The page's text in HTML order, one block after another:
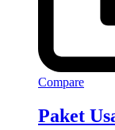
Compare
Paket